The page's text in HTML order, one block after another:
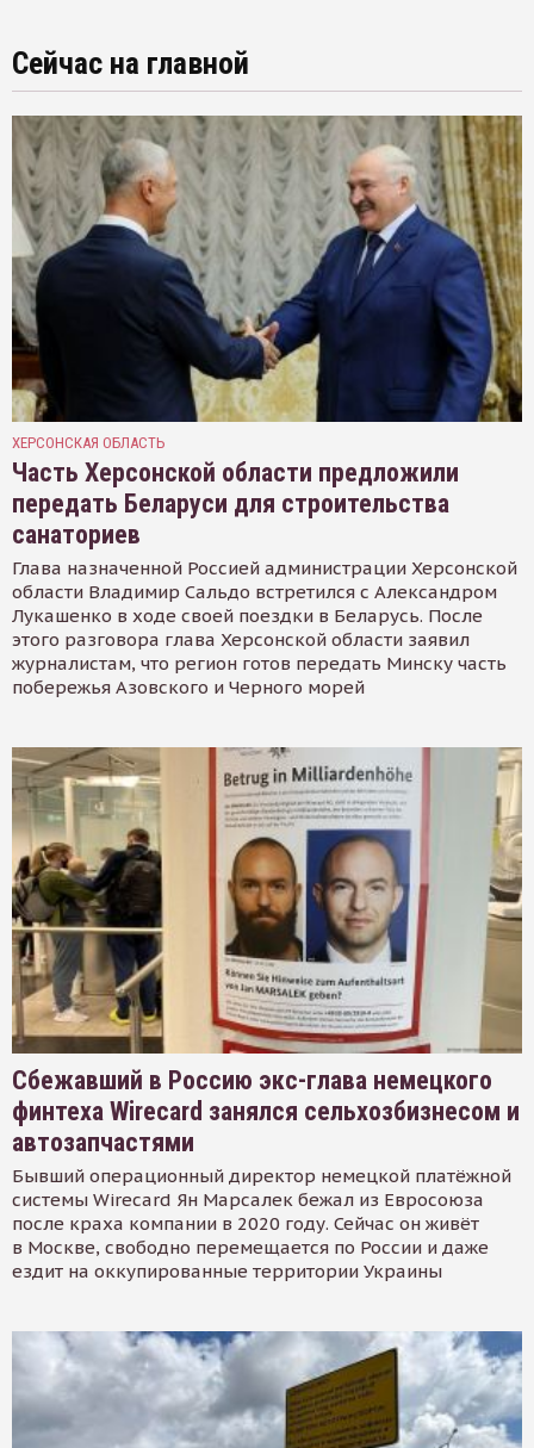
Сейчас на главной
ХЕРСОНСКАЯ ОБЛАСТЬ
Часть Херсонской области предложили
передать Беларуси для строительства
санаториев
Глава назначенной Россией администрации Херсонской
области Владимир Сальдо встретился с Александром
Лукашенко в ходе своей поездки в Беларусь. После
этого разговора глава Херсонской области заявил
журналистам, что регион готов передать Минску часть
побережья Азовского и Черного морей
Сбежавший в Россию экс-глава немецкого
финтеха Wirecard занялся сельхозбизнесом и
автозапчастями
Бывший операционный директор немецкой платёжной
системы Wirecard Ян Марсалек бежал из Евросоюза
после краха компании в 2020 году. Сейчас он живёт
в Москве, свободно перемещается по России и даже
ездит на оккупированные территории Украины